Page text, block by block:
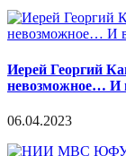
Иерей Георгий
невозможное… И
06.04.2023